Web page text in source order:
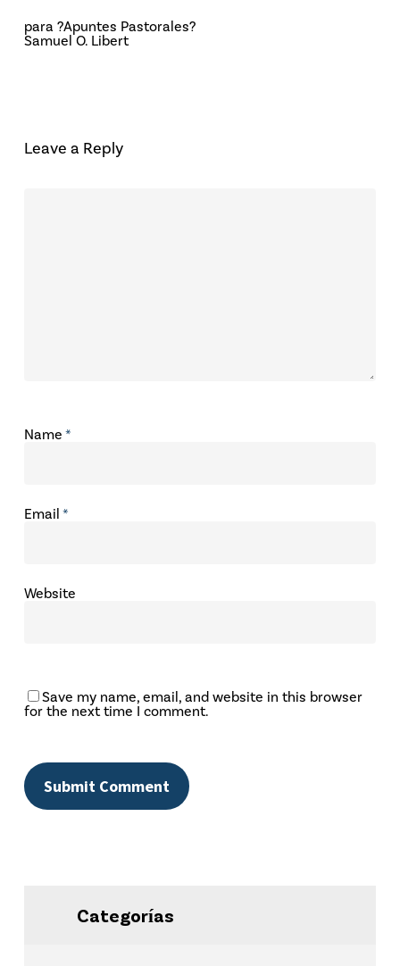
para ?Apuntes Pastorales?
Samuel O. Libert
Leave a Reply
Name *
Email *
Website
Save my name, email, and website in this browser
for the next time I comment.
Categorías